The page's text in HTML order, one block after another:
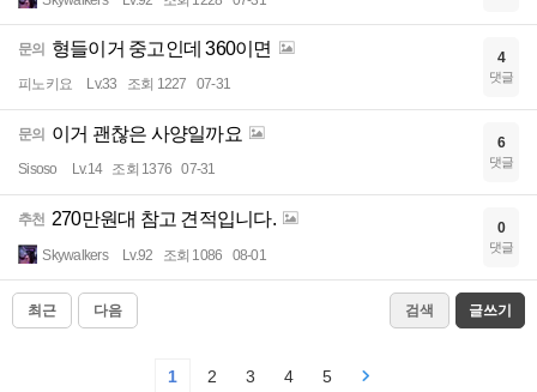
문의 형들이거 중고인데 360이면
피노키요 Lv.33 조회 1227 07-31
4
댓글
문의 이거 괜찮은 사양일까요
Sisoso Lv.14 조회 1376 07-31
6
댓글
추천 270만원대 참고 견적입니다.
Skywalkers Lv.92 조회 1086 08-01
0
댓글
최근 다음 검색 글쓰기
1 2 3 4 5